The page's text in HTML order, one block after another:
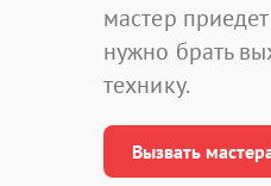
мастер
нужно брать
технику.
Вызвать